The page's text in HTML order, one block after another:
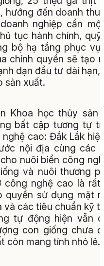
hướng đến doanh thu
nghiệp cần
tục hành chính,
bộ hạ tầng phục vụ
chính quyền sẽ tạo
dạn đầu tư dài hạn,
sản xuất.
Khoa học thủy sản
bất cập tương tự
cao: Đắk Lắk
nội địa cùng các
nuôi biển công
và nuôi thương
nghệ cao là rất
quyền sử dụng mặt
và các tiêu chuẩn kỹ
tự động hiện vẫn
con giống chưa
còn mang tính nhỏ lẻ.